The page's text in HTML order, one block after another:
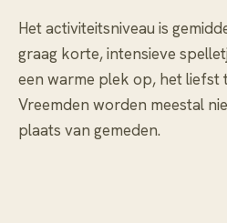
Het activiteitsniveau is
graag korte, intensieve
een warme plek op, het liefst
Vreemden worden meestal
plaats van gemeden.